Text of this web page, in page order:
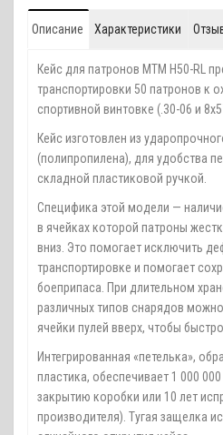
Описание Характеристики
Кейс для патронов MTM H50-RL
транспортировки 50 патронов к
спортивной винтовке (.30-06 и
Кейс изготовлен из
(полипропилена), для удобства
складной пластиковой ручкой.
Специфика этой модели —
в ячейках которой патроны
вниз. Это помогает исключить
транспортировке и помогает
боеприпаса. При длительном
различных типов снарядов
ячейки пулей вверх, чтобы
Интегрированная «петелька»,
пластика, обеспечивает 1 000
закрытию коробки или 10 лет
производителя). Тугая защелка